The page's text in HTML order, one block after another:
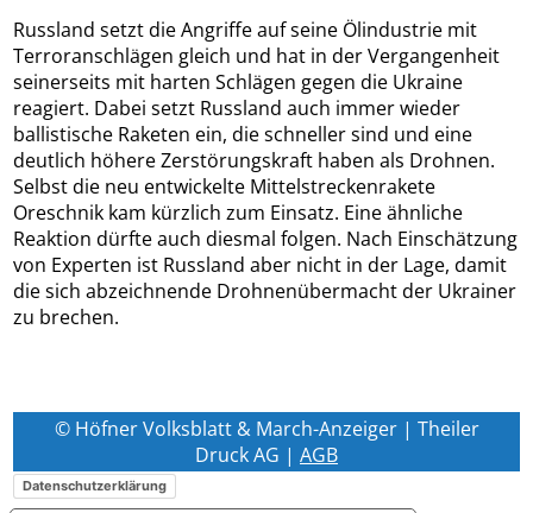
Russland setzt die Angriffe auf seine Ölindustrie mit
Terroranschlägen gleich und hat in der Vergangenheit
seinerseits mit harten Schlägen gegen die Ukraine
reagiert. Dabei setzt Russland auch immer wieder
ballistische Raketen ein, die schneller sind und eine
deutlich höhere Zerstörungskraft haben als Drohnen.
Selbst die neu entwickelte Mittelstreckenrakete
Oreschnik kam kürzlich zum Einsatz. Eine ähnliche
Reaktion dürfte auch diesmal folgen. Nach Einschätzung
von Experten ist Russland aber nicht in der Lage, damit
die sich abzeichnende Drohnenübermacht der Ukrainer
zu brechen.
© Höfner Volksblatt & March-Anzeiger | Theiler
Druck AG | AGB
Datenschutzerklärung